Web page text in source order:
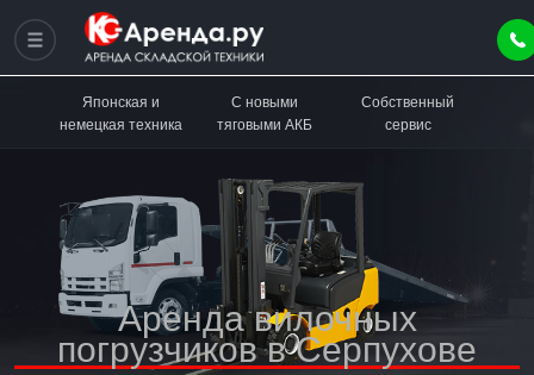
Японская и
немецкая техника
С новыми
тяговыми АКБ
Собственный
сервис
Аренда вилочных
погрузчиков в Серпухове